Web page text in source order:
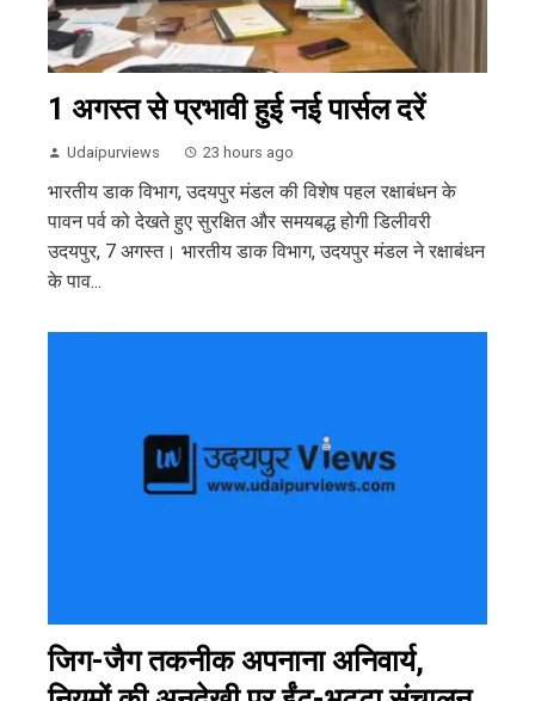
1 अगस्त से प्रभावी हुई नई पार्सल दरें
Udaipurviews 23 hours ago
भारतीय डाक विभाग, उदयपुर मंडल की विशेष पहल रक्षाबंधन के
पावन पर्व को देखते हुए सुरक्षित और समयबद्ध होगी डिलीवरी
उदयपुर, 7 अगस्त। भारतीय डाक विभाग, उदयपुर मंडल ने रक्षाबंधन
के पाव...
जिग-जैग तकनीक अपनाना अनिवार्य,